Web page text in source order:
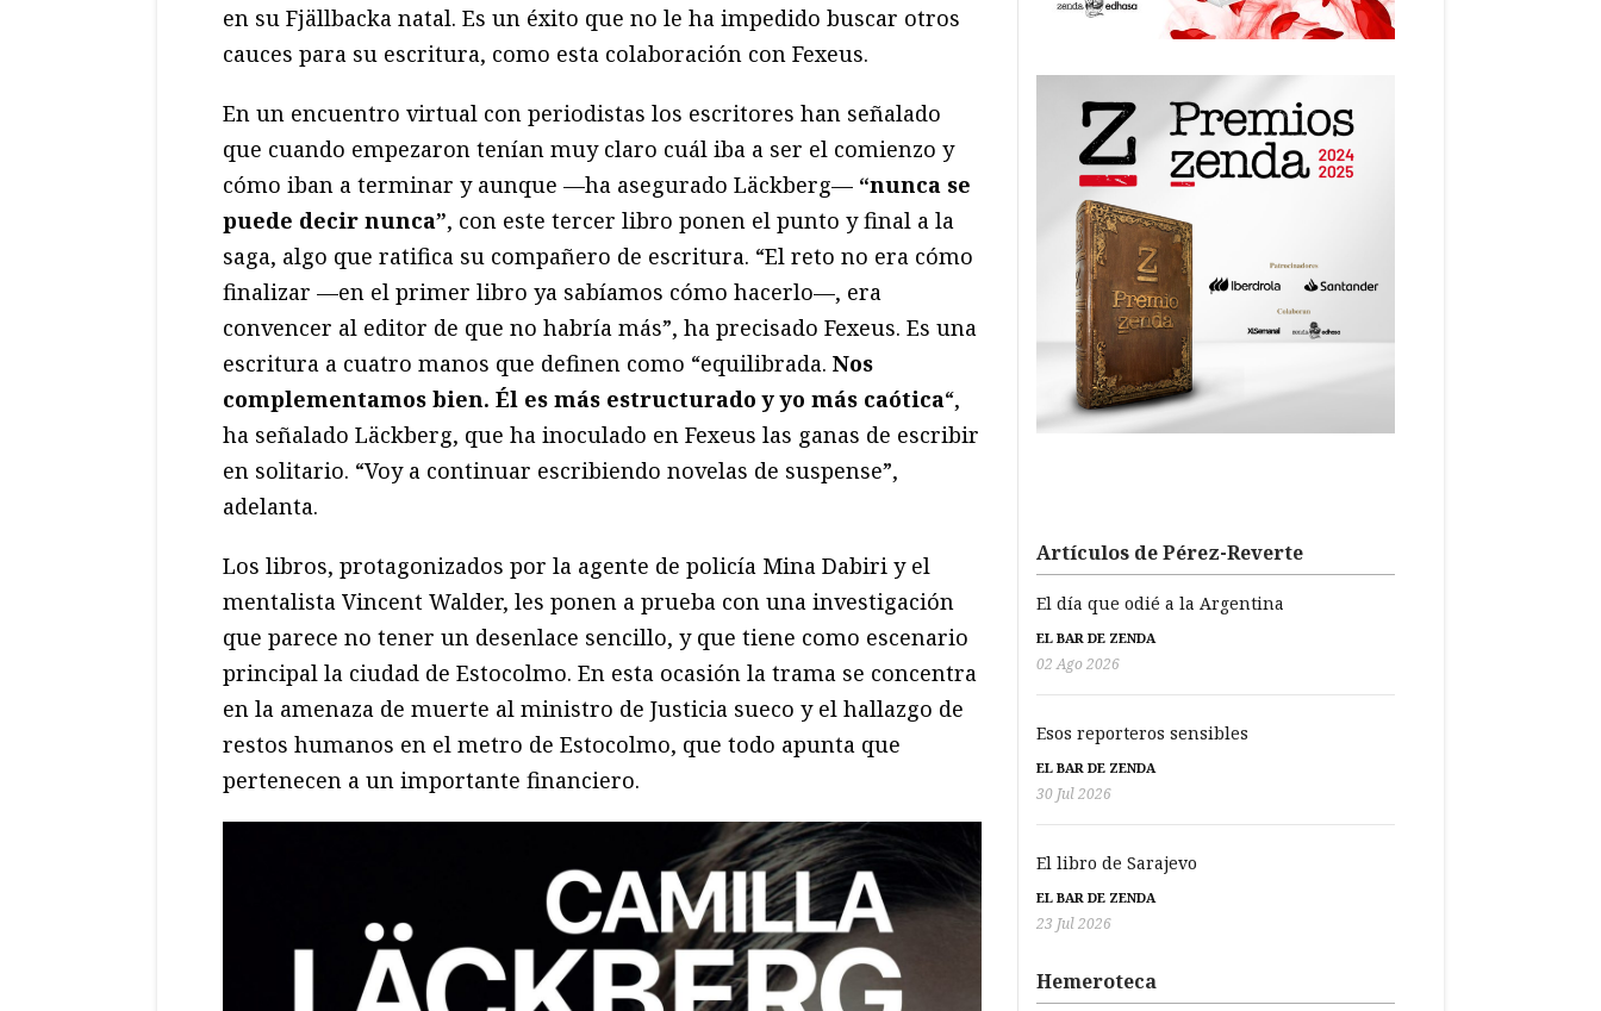
en su Fjällbacka natal. Es un éxito que no le ha impedido buscar otros
cauces para su escritura, como esta colaboración con Fexeus.
En un encuentro virtual con periodistas los escritores han señalado
que cuando empezaron tenían muy claro cuál iba a ser el comienzo y
cómo iban a terminar y aunque —ha asegurado Läckberg— “nunca se
puede decir nunca”, con este tercer libro ponen el punto y final a la
saga, algo que ratifica su compañero de escritura. “El reto no era cómo
finalizar —en el primer libro ya sabíamos cómo hacerlo—, era
convencer al editor de que no habría más”, ha precisado Fexeus. Es una
escritura a cuatro manos que definen como “equilibrada. Nos
complementamos bien. Él es más estructurado y yo más caótica“,
ha señalado Läckberg, que ha inoculado en Fexeus las ganas de escribir
en solitario. “Voy a continuar escribiendo novelas de suspense”,
adelanta.
Los libros, protagonizados por la agente de policía Mina Dabiri y el
mentalista Vincent Walder, les ponen a prueba con una investigación
que parece no tener un desenlace sencillo, y que tiene como escenario
principal la ciudad de Estocolmo. En esta ocasión la trama se concentra
en la amenaza de muerte al ministro de Justicia sueco y el hallazgo de
restos humanos en el metro de Estocolmo, que todo apunta que
pertenecen a un importante financiero.
Artículos de Pérez-Reverte
El día que odié a la Argentina
EL BAR DE ZENDA
02 Ago 2026
Esos reporteros sensibles
EL BAR DE ZENDA
30 Jul 2026
El libro de Sarajevo
EL BAR DE ZENDA
23 Jul 2026
Hemeroteca